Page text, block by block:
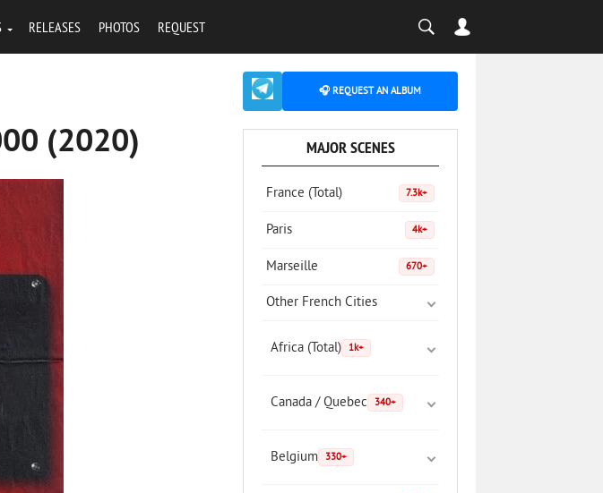
RELEASES PHOTOS REQUEST
(2020)
🎧 REQUEST AN ALBUM
MAJOR SCENES
France (Total) 7.3k+
Paris 4k+
Marseille 670+
Other French Cities
Africa (Total) 1k+
Canada / Quebec 340+
Belgium 330+